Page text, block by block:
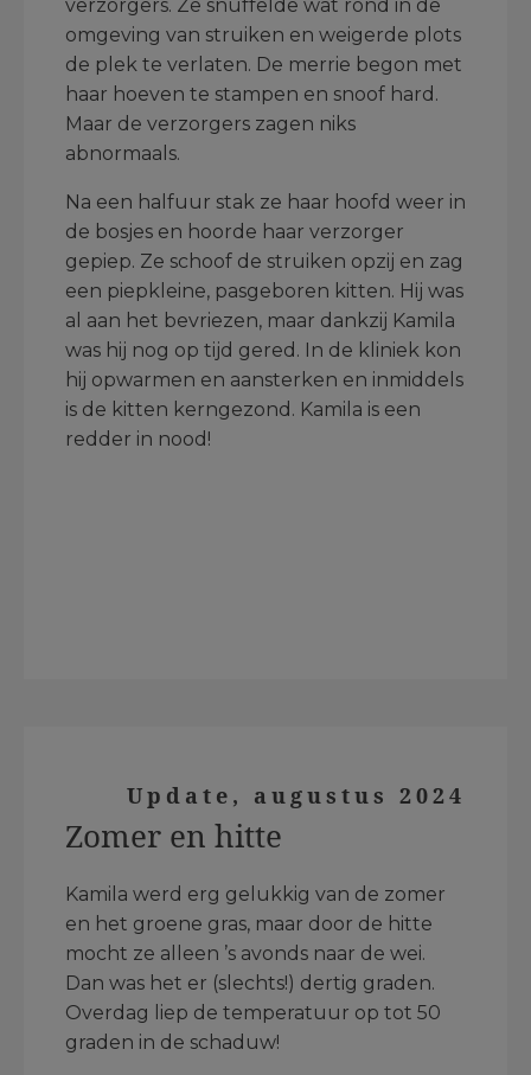
verzorgers. Ze snuffelde wat rond in de
omgeving van struiken en weigerde plots
de plek te verlaten. De merrie begon met
haar hoeven te stampen en snoof hard.
Maar de verzorgers zagen niks
abnormaals.
Na een halfuur stak ze haar hoofd weer in
de bosjes en hoorde haar verzorger
gepiep. Ze schoof de struiken opzij en zag
een piepkleine, pasgeboren kitten. Hij was
al aan het bevriezen, maar dankzij Kamila
was hij nog op tijd gered. In de kliniek kon
hij opwarmen en aansterken en inmiddels
is de kitten kerngezond. Kamila is een
redder in nood!
Update, augustus 2024
Zomer en hitte
Kamila werd erg gelukkig van de zomer
en het groene gras, maar door de hitte
mocht ze alleen ’s avonds naar de wei.
Dan was het er (slechts!) dertig graden.
Overdag liep de temperatuur op tot 50
graden in de schaduw!